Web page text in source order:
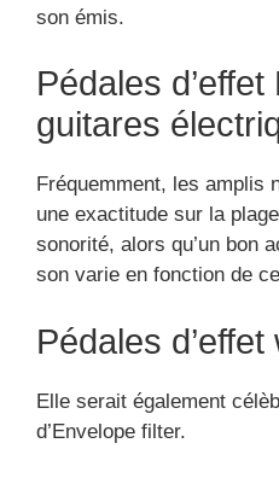
son émis.
Pédales
guitares
Fréquemment, les amplis
une exactitude sur la
sonorité, alors qu’un bon
son varie en fonction de
Pédales
Elle serait également
d’Envelope filter.